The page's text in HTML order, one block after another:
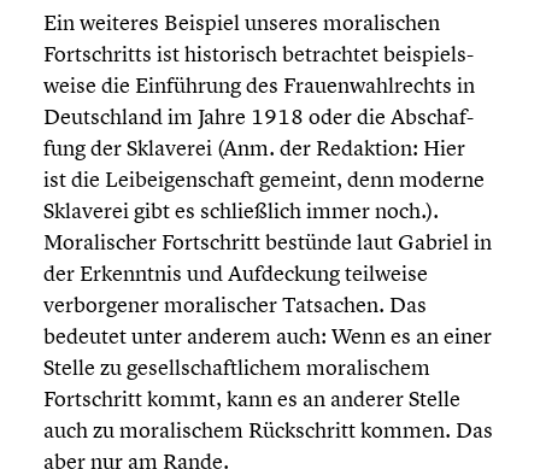
Ein weiteres Beispiel unseres morali­schen
Fortschritts ist histo­risch betrach­tet beispiels­
weise die Einfüh­rung des Frauen­wahl­rechts in
Deutsch­land im Jahre 1918 oder die Abschaf­
fung der Sklaverei (Anm. der Redaktion: Hier
ist die Leibei­gen­schaft gemeint, denn moderne
Sklaverei gibt es schließ­lich immer noch.).
Morali­scher Fortschritt bestünde laut Gabriel in
der Erkennt­nis und Aufde­ckung teilweise
verbor­ge­ner morali­scher Tatsachen. Das
bedeutet unter anderem auch: Wenn es an einer
Stelle zu gesell­schaft­li­chem morali­schem
Fortschritt kommt, kann es an anderer Stelle
auch zu morali­schem Rückschritt kommen. Das
aber nur am Rande.